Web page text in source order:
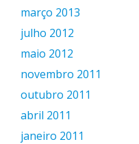
março 2013
julho 2012
maio 2012
novembro 2011
outubro 2011
abril 2011
janeiro 2011